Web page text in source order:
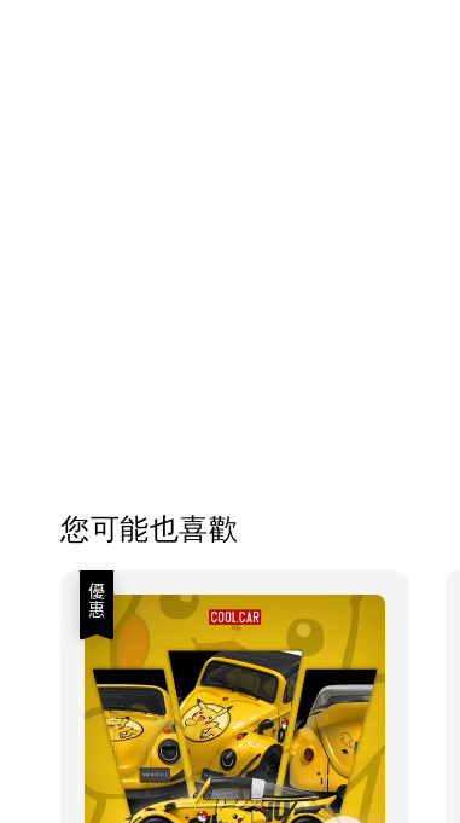
您可能也喜歡
優惠